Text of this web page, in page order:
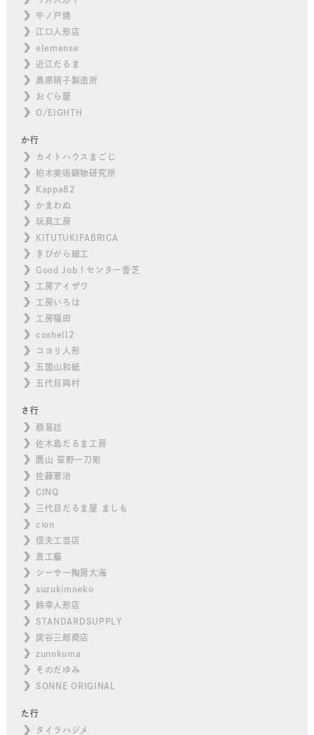
牛ノ戸焼
江口人形店
elemense
近江だるま
奥原硝子製造所
おぐら屋
O/EIGHTH
か行
カイトハウスまごじ
柏木美術鋳物研究所
Kappa82
かまわぬ
玩具工房
KITUTUKIFABRICA
きびがら細工
Good Job！センター香芝
工房アイザワ
工房いろは
工房福田
coshell2
コヨリ人形
五箇山和紙
五代目両村
さ行
蔡易廷
佐木島だるま工房
鷹山 笹野一刀彫
佐藤憲治
CINQ
三代目だるま屋 ましも
cion
信夫工芸店
真工藝
シーサー陶房大海
suzukimoeko
鈴幸人形店
STANDARDSUPPLY
炭谷三郎商店
zunokuma
そのだゆみ
SONNE ORIGINAL
た行
タイラハジメ